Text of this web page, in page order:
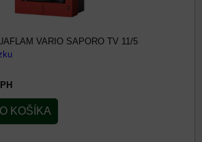
VARIO SAPORO TV 11/5
KOŠÍKA